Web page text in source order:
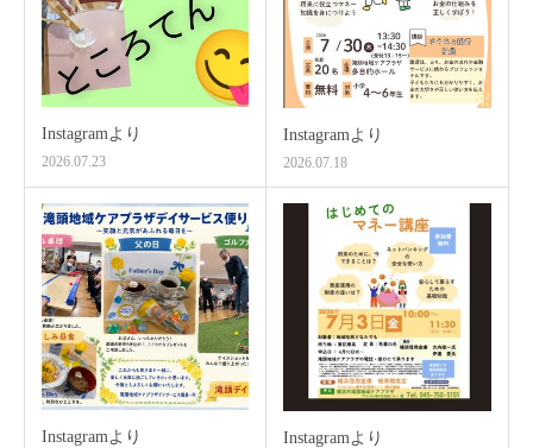
Instagramより
2026.07.23
Instagramより
2026.07.18
Instagramより Instagramより